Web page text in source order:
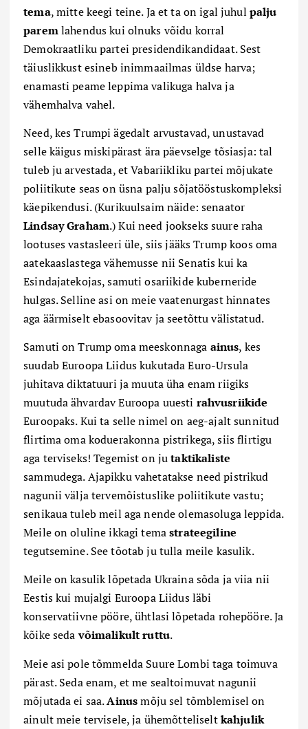
tema, mitte keegi teine. Ja et ta on igal juhul palju
paremlahendus kui olnuks võidu korral
Demokraatliku partei presidendikandidaat. Sest
täiuslikkust esineb inimmaailmas üldse harva;
enamasti peame leppima valikuga halva ja
vähemhalva vahel.
Need, kes Trumpi ägedalt arvustavad, unustavad
selle käigus miskipärast ära päevselge tõsiasja: tal
tuleb ju arvestada, et Vabariikliku partei mõjukate
poliitikute seas on üsna palju sõjatööstuskompleksi
käepikendusi. (Kurikuulsaim näide: senaator
Lindsay Graham.) Kui need jookseks suure raha
lootuses vastasleeri üle, siis jääks Trump koos oma
aatekaaslastega vähemusse nii Senatis kui ka
Esindajatekojas, samuti osariikide kuberneride
hulgas. Selline asi on meie vaatenurgast hinnates
aga äärmiselt ebasoovitav ja seetõttu välistatud.
Samuti on Trump oma meeskonnaga ainus, kes
suudab Euroopa Liidus kukutada Euro-Ursula
juhitava diktatuuri ja muuta üha enam riigiks
muutuda ähvardav Euroopa uuesti rahvusriikide
Euroopaks. Kui ta selle nimel on aeg-ajalt sunnitud
flirtima oma koduerakonna pistrikega, siis flirtigu
aga terviseks! Tegemist on jutaktikaliste
sammudega. Ajapikku vahetatakse need pistrikud
nagunii välja tervemõistuslike poliitikute vastu;
senikaua tuleb meil aga nende olemasoluga leppida.
Meile on oluline ikkagi temastrateegiline
tegutsemine. See tõotab ju tulla meile kasulik.
Meile on kasulik lõpetada Ukraina sõda ja viia nii
Eestis kui mujalgi Euroopa Liidus läbi
konservatiivne pööre, ühtlasi lõpetada rohepööre. Ja
kõike sedavõimalikult ruttu.
Meie asi pole tõmmelda Suure Lombi taga toimuva
pärast. Seda enam, et me sealtoimuvat nagunii
mõjutada ei saa.Ainusmõju sel tõmblemisel on
ainult meie tervisele, ja ühemõtteliseltkahjulik